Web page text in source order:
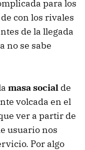
para los
con los rivales
de la llegada
no se sabe
masa social de
volcada en el
ver a partir de
usuario nos
Por algo